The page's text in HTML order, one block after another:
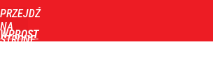
PRZEJDŹ
NA
STRONĘ
WPROST